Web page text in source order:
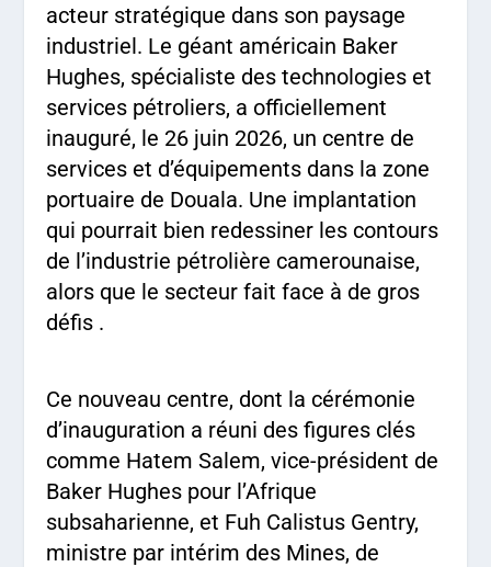
acteur stratégique dans son paysage
industriel. Le géant américain Baker
Hughes, spécialiste des technologies et
services pétroliers, a officiellement
inauguré, le 26 juin 2026, un centre de
services et d’équipements dans la zone
portuaire de Douala. Une implantation
qui pourrait bien redessiner les contours
de l’industrie pétrolière camerounaise,
alors que le secteur fait face à de gros
défis .
Ce nouveau centre, dont la cérémonie
d’inauguration a réuni des figures clés
comme Hatem Salem, vice-président de
Baker Hughes pour l’Afrique
subsaharienne, et Fuh Calistus Gentry,
ministre par intérim des Mines, de